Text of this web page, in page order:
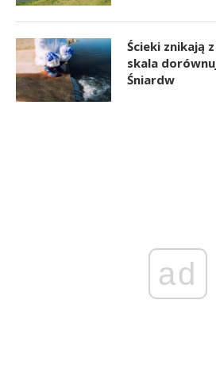
Ścieki znikają
skala
Śniardw
ad